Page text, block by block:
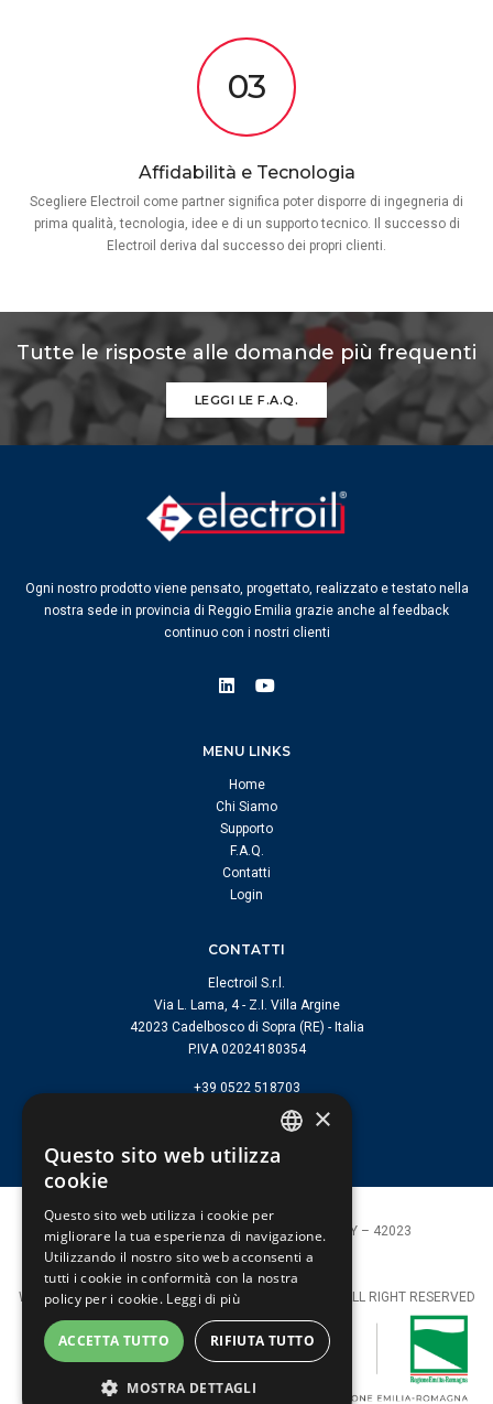
03
Affidabilità e Tecnologia
Scegliere Electroil come partner significa poter disporre di ingegneria di
prima qualità, tecnologia, idee e di un supporto tecnico. Il successo di
Electroil deriva dal successo dei propri clienti.
Tutte le risposte alle domande più frequenti
LEGGI LE F.A.Q.
Ogni nostro prodotto viene pensato, progettato, realizzato e testato nella
nostra sede in provincia di Reggio Emilia grazie anche al feedback
continuo con i nostri clienti
MENU LINKS
Home
Chi Siamo
Supporto
F.A.Q.
Contatti
Login
CONTATTI
Electroil S.r.l.
Via L. Lama, 4 - Z.I. Villa Argine
42023 Cadelbosco di Sopra (RE) - Italia
P.IVA 02024180354
+39 0522 518703
info@electroil.it
Electroil s.r.l. | Cadelbosco di Sopra (RE) ITALY – 42023
P.I. 02024180354 |info@electroil.it
Cookie Policy| Privacy Policy
WebDesign & PhotoSTUDIO Catuogno Rimini 2026 © ALL RIGHT RESERVED
×
Questo sito web utilizza
cookie
Questo sito web utilizza i cookie per
migliorare la tua esperienza di navigazione.
Utilizzando il nostro sito web acconsenti a
tutti i cookie in conformità con la nostra
policy per i cookie. Leggi di più
ACCETTA TUTTO RIFIUTA TUTTO
MOSTRA DETTAGLI